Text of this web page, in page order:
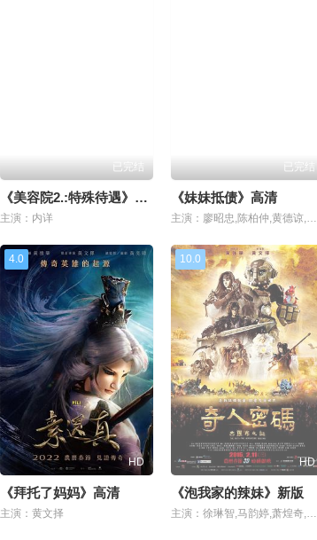
已完结
《美容院2.:特殊待遇》国语
主演：内详
已完结
《妹妹抵债》高清
主演：廖昭忠,陈柏仲,黄德谅,陈宪忠,吴振华,黄燕飞,吴筱丹,黄佑任,王柏尧,赖文贤
4.0
HD
《拜托了妈妈》高清
主演：黄文择
10.0
HD
《泡我家的辣妹》新版
主演：徐琳智,马韵婷,萧煌奇,黄丽玲,黄文择,王希华,孙若瑜,陈进益,张汶钧,夏治世,穆宣名,刘家渝,徐健春,何吴雄,陈宗岳